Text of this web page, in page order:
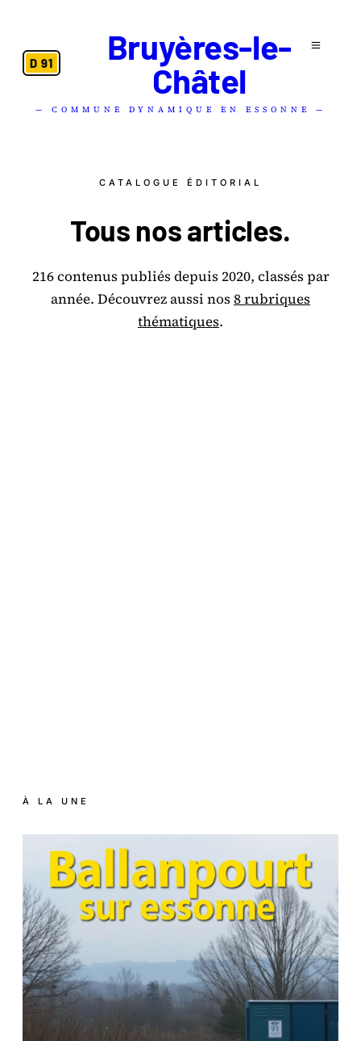
D 91
Bruyères-le-
Châtel
— COMMUNE DYNAMIQUE EN ESSONNE —
CATALOGUE ÉDITORIAL
Tous nosarticles.
216 contenus publiés depuis 2020, classés par
année. Découvrez aussi nos8 rubriques
thématiques.
À LA UNE